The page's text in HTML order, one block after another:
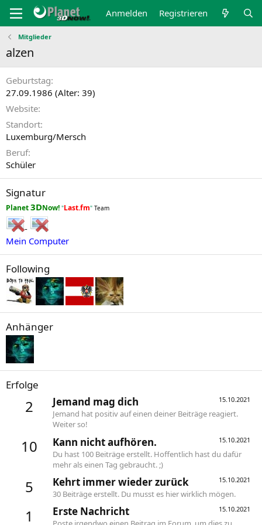
Anmelden Registrieren
Mitglieder
alzen
Geburtstag
27.09.1986 (Alter: 39)
Website
Standort
Luxemburg/Mersch
Beruf
Schüler
Signatur
Planet3DNow! "Last.fm" Team
-
Mein Computer
Following
Anhänger
Erfolge
2 15.10.2021
Jemand mag dich
Jemand hat positiv auf einen deiner Beiträge reagiert.
Weiter so!
10 15.10.2021
Kann nicht aufhören.
Du hast 100 Beiträge erstellt. Hoffentlich hast du dafür
mehr als einen Tag gebraucht. ;)
5 15.10.2021
Kehrt immer wieder zurück
30 Beiträge erstellt. Du musst es hier wirklich mögen.
1 15.10.2021
Erste Nachricht